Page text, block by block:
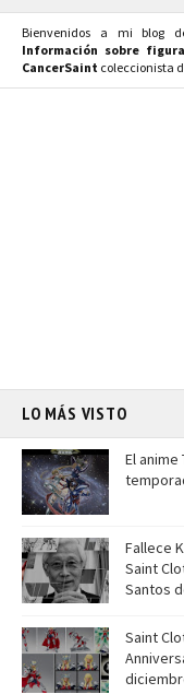
Bienvenidos a mi blog
Información sobre
CancerSaint coleccionista
LO MÁS VISTO
El
Fallece
Saint
Santos
Saint